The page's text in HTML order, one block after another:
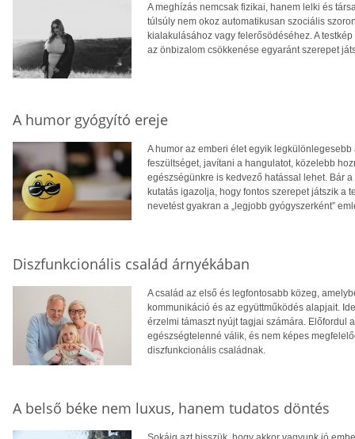
A meghízás nemcsak fizikai, hanem lelki és
túlsúly nem okoz automatikusan szociális
kialakulásához vagy felerősödéséhez. A
az önbizalom csökkenése egyaránt szerepet
A humor gyógyító ereje
A humor az emberi élet egyik
feszültséget, javítani a hangulatot, közelebb
egészségünkre is kedvező hatással lehet. Bár
kutatás igazolja, hogy fontos szerepet játszik a
nevetést gyakran a „legjobb gyógyszerként”
Diszfunkcionális család árnyékában
A család az első és legfontosabb közeg,
kommunikáció és az együttműködés alapjait.
érzelmi támaszt nyújt tagjai számára. Előfordul
egészségtelenné válik, és nem képes
diszfunkcionális családnak.
A belső béke nem luxus, hanem tudatos döntés